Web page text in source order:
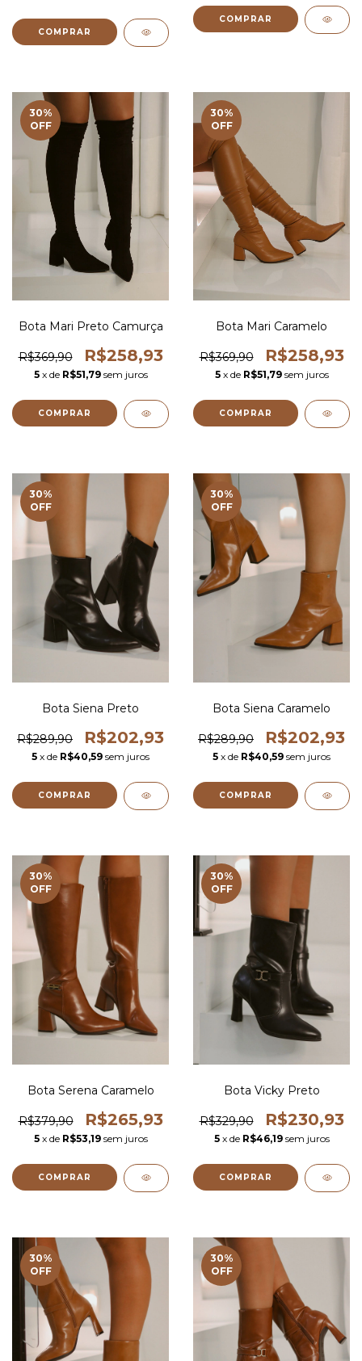
COMPRAR
COMPRAR
30%
OFF
Bota Mari Preto Camurça
R$369,90 R$258,93
5 x de R$51,79 sem juros
COMPRAR
30%
OFF
Bota Mari Caramelo
R$369,90 R$258,93
5 x de R$51,79 sem juros
COMPRAR
30%
OFF
Bota Siena Preto
R$289,90 R$202,93
5 x de R$40,59 sem juros
COMPRAR
30%
OFF
Bota Siena Caramelo
R$289,90 R$202,93
5 x de R$40,59 sem juros
COMPRAR
30%
OFF
Bota Serena Caramelo
R$379,90 R$265,93
5 x de R$53,19 sem juros
COMPRAR
30%
OFF
Bota Vicky Preto
R$329,90 R$230,93
5 x de R$46,19 sem juros
COMPRAR
30%
OFF
30%
OFF